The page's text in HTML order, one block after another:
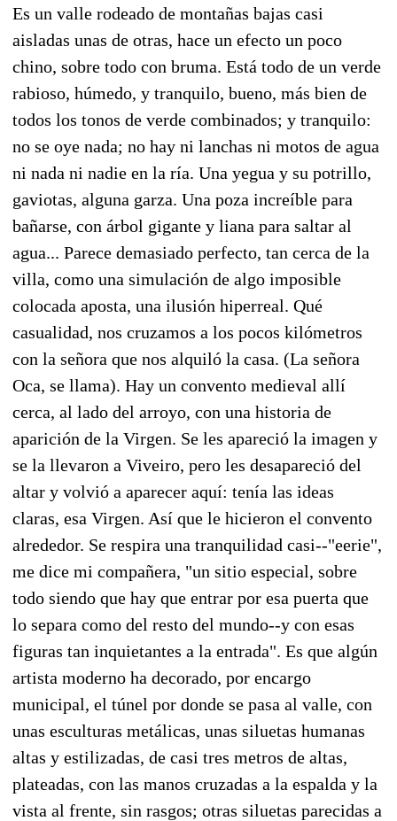
Es un valle rodeado de montañas bajas casi
aisladas unas de otras, hace un efecto un poco
chino, sobre todo con bruma. Está todo de un verde
rabioso, húmedo, y tranquilo, bueno, más bien de
todos los tonos de verde combinados; y tranquilo:
no se oye nada; no hay ni lanchas ni motos de agua
ni nada ni nadie en la ría. Una yegua y su potrillo,
gaviotas, alguna garza. Una poza increíble para
bañarse, con árbol gigante y liana para saltar al
agua... Parece demasiado perfecto, tan cerca de la
villa, como una simulación de algo imposible
colocada aposta, una ilusión hiperreal. Qué
casualidad, nos cruzamos a los pocos kilómetros
con la señora que nos alquiló la casa. (La señora
Oca, se llama). Hay un convento medieval allí
cerca, al lado del arroyo, con una historia de
aparición de la Virgen. Se les apareció la imagen y
se la llevaron a Viveiro, pero les desapareció del
altar y volvió a aparecer aquí: tenía las ideas
claras, esa Virgen. Así que le hicieron el convento
alrededor. Se respira una tranquilidad casi--"eerie",
me dice mi compañera, "un sitio especial, sobre
todo siendo que hay que entrar por esa puerta que
lo separa como del resto del mundo--y con esas
figuras tan inquietantes a la entrada". Es que algún
artista moderno ha decorado, por encargo
municipal, el túnel por donde se pasa al valle, con
unas esculturas metálicas, unas siluetas humanas
altas y estilizadas, de casi tres metros de altas,
plateadas, con las manos cruzadas a la espalda y la
vista al frente, sin rasgos; otras siluetas parecidas a